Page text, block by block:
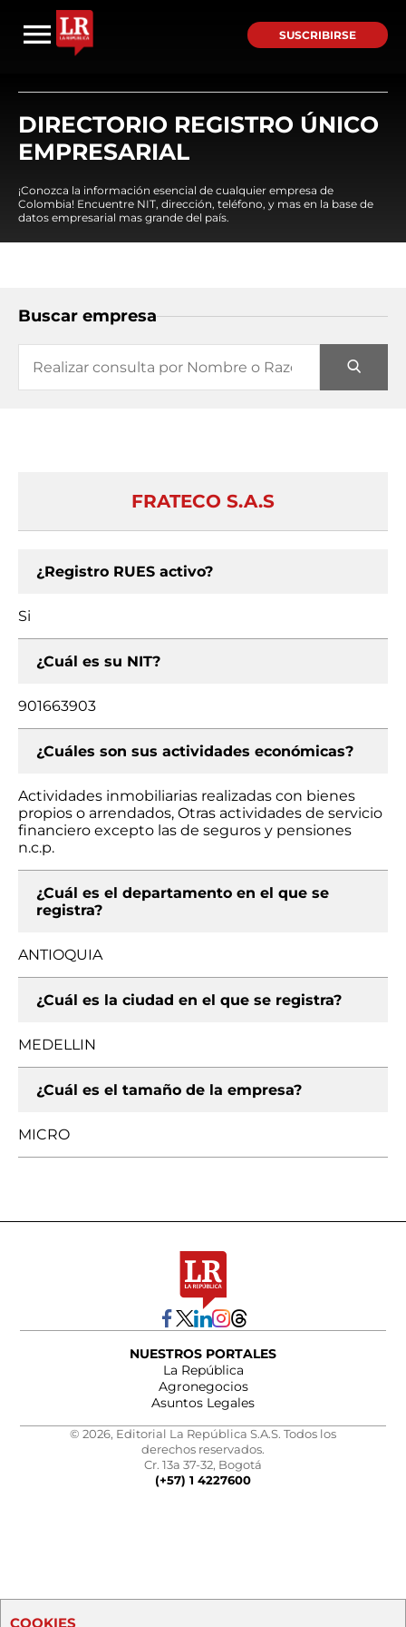
SUSCRIBIRSE
DIRECTORIO REGISTRO ÚNICO
EMPRESARIAL
¡Conozca la información esencial de cualquier empresa de
Colombia! Encuentre NIT, dirección, teléfono, y mas en la base de
datos empresarial mas grande del país.
Buscar empresa
FRATECO S.A.S
¿Registro RUES activo?
Si
¿Cuál es su NIT?
901663903
¿Cuáles son sus actividades económicas?
Actividades inmobiliarias realizadas con bienes
propios o arrendados, Otras actividades de servicio
financiero excepto las de seguros y pensiones
n.c.p.
¿Cuál es el departamento en el que se
registra?
ANTIOQUIA
¿Cuál es la ciudad en el que se registra?
MEDELLIN
¿Cuál es el tamaño de la empresa?
MICRO
NUESTROS PORTALES
La República
Agronegocios
Asuntos Legales
© 2026, Editorial La República S.A.S. Todos los
derechos reservados.
Cr. 13a 37-32, Bogotá
(+57) 1 4227600
COOKIES